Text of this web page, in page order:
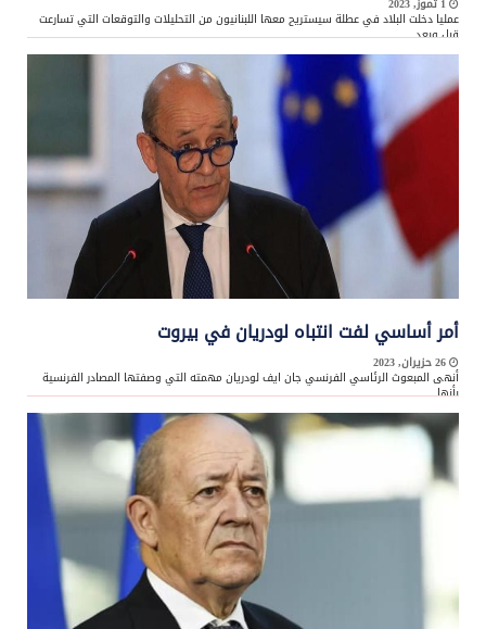
عمليا دخلت البلاد في عطلة سيستريح معها اللبنانيون من التحليلات والتوقعات التي تسارعت
قبل وبعد ...
أمر أساسي لفت انتباه لودريان في بيروت
أنهى المبعوث الرئاسي الفرنسي جان ايف لودريان مهمته التي وصفتها المصادر الفرنسية
بأنها ...